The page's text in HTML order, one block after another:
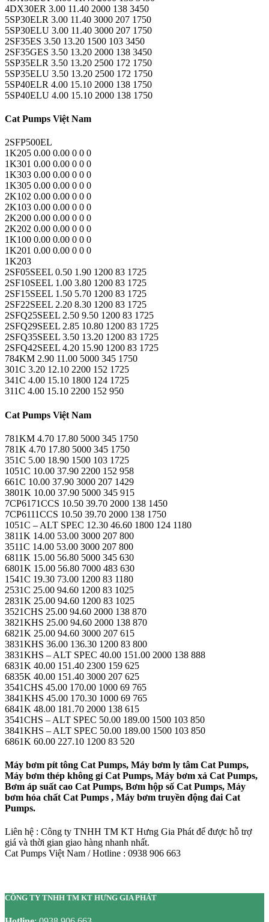
4DX30ER 3.00 11.40 2000 138 3450
5SP30ELR 3.00 11.40 3000 207 1750
5SP30ELU 3.00 11.40 3000 207 1750
2SF35ES 3.50 13.20 1500 103 3450
2SF35GES 3.50 13.20 2000 138 3450
5SP35ELR 3.50 13.20 2500 172 1750
5SP35ELU 3.50 13.20 2500 172 1750
5SP40ELR 4.00 15.10 2000 138 1750
5SP40ELU 4.00 15.10 2000 138 1750
Cat Pumps Việt Nam
2SFP500EL
1K205 0.00 0.00 0 0 0
1K301 0.00 0.00 0 0 0
1K303 0.00 0.00 0 0 0
1K305 0.00 0.00 0 0 0
2K102 0.00 0.00 0 0 0
2K103 0.00 0.00 0 0 0
2K200 0.00 0.00 0 0 0
2K202 0.00 0.00 0 0 0
1K100 0.00 0.00 0 0 0
1K201 0.00 0.00 0 0 0
1K203
2SF05SEEL 0.50 1.90 1200 83 1725
2SF10SEEL 1.00 3.80 1200 83 1725
2SF15SEEL 1.50 5.70 1200 83 1725
2SF22SEEL 2.20 8.30 1200 83 1725
2SFQ25SEEL 2.50 9.50 1200 83 1725
2SFQ29SEEL 2.85 10.80 1200 83 1725
2SFQ35SEEL 3.50 13.20 1200 83 1725
2SFQ42SEEL 4.20 15.90 1200 83 1725
784KM 2.90 11.00 5000 345 1750
301C 3.20 12.10 2200 152 1725
341C 4.00 15.10 1800 124 1725
311C 4.00 15.10 2200 152 950
Cat Pumps Việt Nam
781KM 4.70 17.80 5000 345 1750
781K 4.70 17.80 5000 345 1750
351C 5.00 18.90 1500 103 1725
1051C 10.00 37.90 2200 152 958
661C 10.00 37.90 3000 207 1429
3801K 10.00 37.90 5000 345 915
7CP6171CCS 10.50 39.70 2000 138 1450
7CP6111CCS 10.50 39.70 2000 138 1750
1051C – ALT SPEC 12.30 46.60 1800 124 1180
3811K 14.00 53.00 3000 207 800
3511C 14.00 53.00 3000 207 800
6811K 15.00 56.80 5000 345 630
6801K 15.00 56.80 7000 483 630
1541C 19.30 73.00 1200 83 1180
2531C 25.00 94.60 1200 83 1025
2831K 25.00 94.60 1200 83 1025
3521CHS 25.00 94.60 2000 138 870
3821KHS 25.00 94.60 2000 138 870
6821K 25.00 94.60 3000 207 615
3831KHS 36.00 136.30 1200 83 800
3831KHS – ALT SPEC 40.00 151.00 2000 138 888
6831K 40.00 151.40 2300 159 625
6835K 40.00 151.40 3000 207 625
3541CHS 45.00 170.00 1000 69 765
3841KHS 45.00 170.30 1000 69 765
6841K 48.00 181.70 2000 138 615
3541CHS – ALT SPEC 50.00 189.00 1500 103 850
3841KHS – ALT SPEC 50.00 189.00 1500 103 850
6861K 60.00 227.10 1200 83 520
Máy bơm pít tông Cat Pumps, Máy bơm ly tâm Cat Pumps,
Máy bơm thép không gỉ Cat Pumps, Máy bơm xả Cat Pumps,
Bơm áp suất cao Cat Pumps, Bơm hộp số Cat Pumps, Máy
bơm hóa chất Cat Pumps , Máy bơm truyền động đai Cat
Pumps.
Liên hệ : Công ty TNHH TM KT Hưng Gia Phát để được hỗ trợ
giá và thời gian giao hàng nhanh nhất.
Cat Pumps Việt Nam / Hotline : 0938 906 663
CÔNG TY TNHH TM KT HƯNG GIA PHÁT